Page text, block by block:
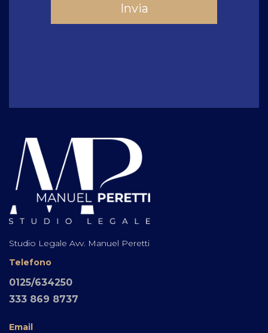
Invia
Studio Legale Avv. Manuel Peretti
Telefono
0125/634250
333 869 8737
Email